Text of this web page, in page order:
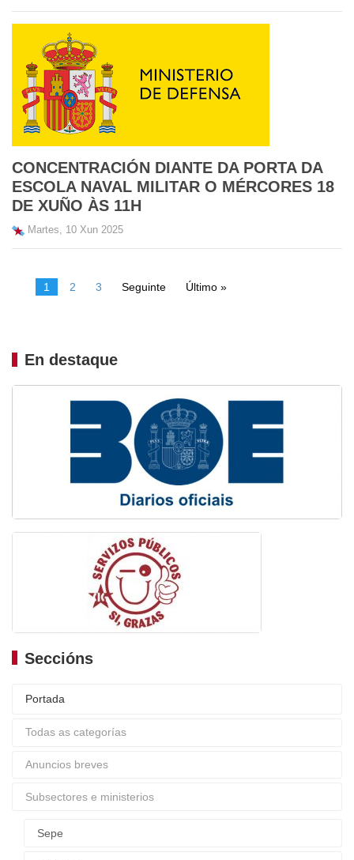
CONCENTRACIÓN DIANTE DA PORTA DA
ESCOLA NAVAL MILITAR O MÉRCORES 18
DE XUÑO ÀS 11H
Martes, 10 Xun 2025
1 2 3 Seguinte Último »
En destaque
Seccións
Portada
Todas as categorías
Anuncios breves
Subsectores e ministerios
Sepe